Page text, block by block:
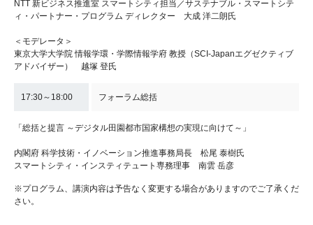
NTT 新ビジネス推進室 スマートシティ担当／サステナブル・スマートシテ
ィ・パートナー・プログラム ディレクター 大成 洋二朗氏
＜モデレータ＞
東京大学大学院 情報学環・学際情報学府 教授（SCI-Japanエグゼクティブ
アドバイザー） 越塚 登氏
17:30～18:00 フォーラム総括
「総括と提言 ～デジタル田園都市国家構想の実現に向けて～」
内閣府 科学技術・イノベーション推進事務局長 松尾 泰樹氏
スマートシティ・インスティテュート専務理事 南雲 岳彦
※プログラム、講演内容は予告なく変更する場合がありますのでご了承くだ
さい。